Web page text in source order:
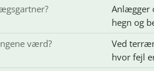
Anlægger
hegn og
værd?
Ved
hvor fejl